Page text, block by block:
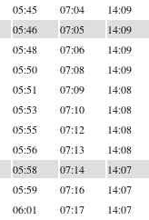
05:45 07:04 14:09
05:46 07:05 14:09
05:48 07:06 14:09
05:50 07:08 14:09
05:51 07:09 14:08
05:53 07:10 14:08
05:55 07:12 14:08
05:56 07:13 14:08
05:58 07:14 14:07
05:59 07:16 14:07
06:01 07:17 14:07